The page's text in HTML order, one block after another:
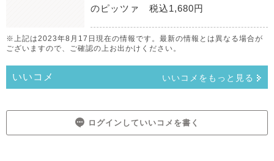
のピッツァ 税込1,680円
※上記は2023年8月17日現在の情報です。最新の情報とは異なる場合が
ございますので、ご確認の上お出かけください。
いいコメ いいコメをもっと見る
ログインしていいコメを書く